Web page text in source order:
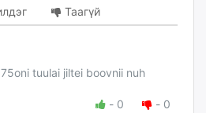
Таагүй
tuulai jiltei boovnii nuh
- 0 - 0